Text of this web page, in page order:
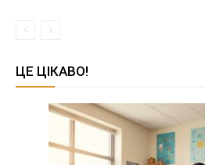
ЦЕ ЦІКАВО!